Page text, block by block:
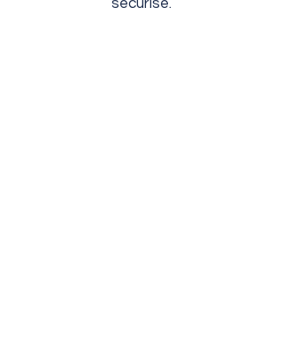
sécurisé.